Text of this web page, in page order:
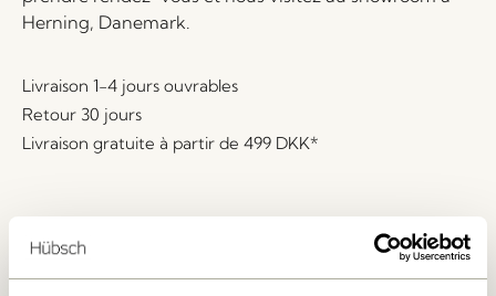
Herning, Danemark.
Livraison 1-4 jours ouvrables
Retour 30 jours
Livraison gratuite à partir de 499 DKK*
Produits similaires